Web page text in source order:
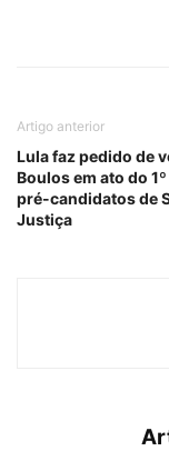
Artigo anterior
Lula faz pedido de
Boulos em ato do
pré-candidatos de
Justiça